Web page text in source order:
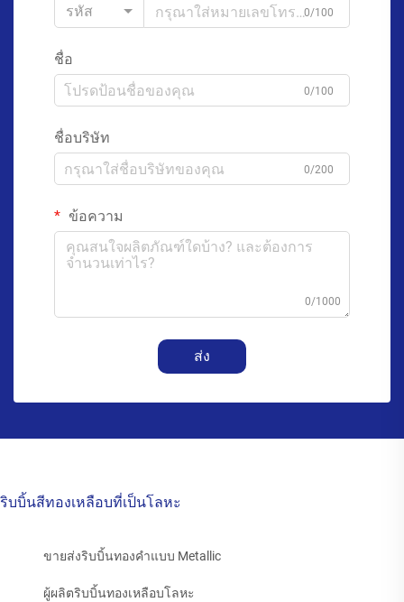
รหัส
0/100
ชื่อ
0/100
ชื่อบริษัท
0/200
ข้อความ
0/1000
ส่ง
ริบบิ้นสีทองเหลือบที่เป็นโลหะ
ขายส่งริบบิ้นทองคำแบบ Metallic
ผู้ผลิตริบบิ้นทองเหลือบโลหะ